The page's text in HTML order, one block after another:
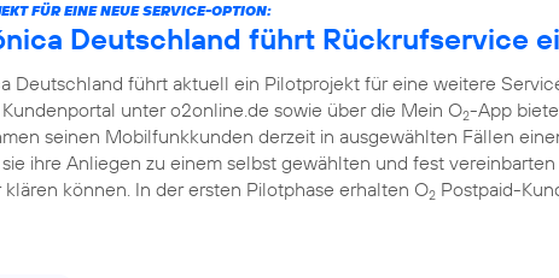
FÜR EINE NEUE SERVICE-OPTION:
Deutschland führt Rückrufservice
Deutschland führt aktuell ein Pilotprojekt für eine weitere
Kundenportal unter o2online.de sowie über die Mein O2-App
seinen Mobilfunkkunden derzeit in ausgewählten Fällen
sie ihre Anliegen zu einem selbst gewählten und fest
können. In der ersten Pilotphase erhalten O2 Postpaid-